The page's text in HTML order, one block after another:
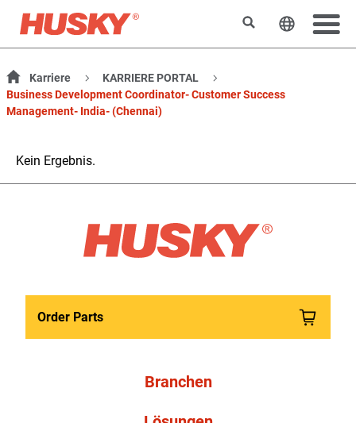
SuchenSprache
Karriere
KARRIERE PORTAL
Business Development Coordinator- Customer Success
Management- India- (Chennai)
Kein Ergebnis.
Order Parts
Branchen